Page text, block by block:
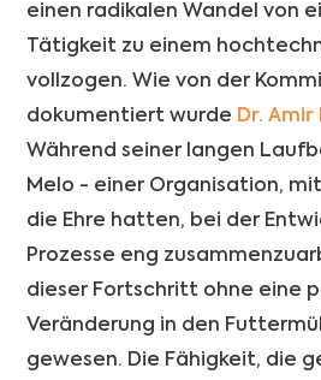
einen radikalen Wandel von
Tätigkeit zu einem
vollzogen. Wie von der
dokumentiert wurde Dr. Amir
Während seiner langen
Melo - einer Organisation, mit
die Ehre hatten, bei der
Prozesse eng
dieser Fortschritt ohne eine
Veränderung in den
gewesen. Die Fähigkeit, die